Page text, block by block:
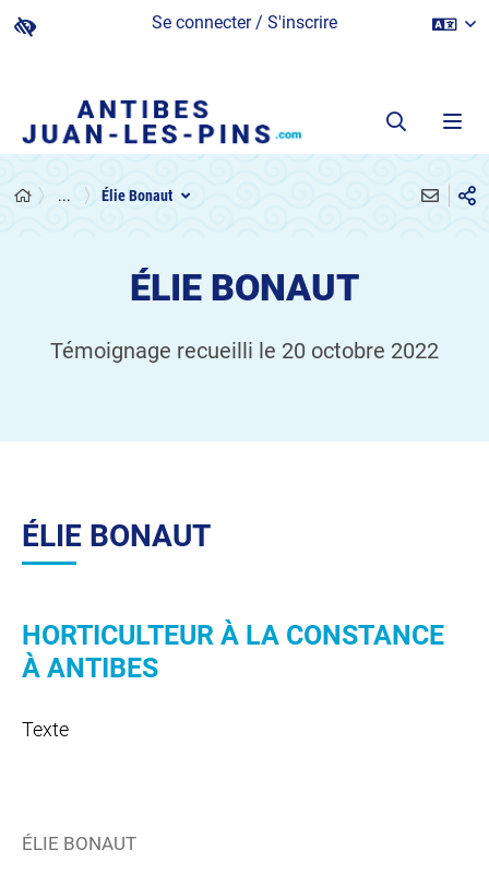
Se connecter / S'inscrire
... Élie Bonaut
ÉLIE BONAUT
Témoignage recueilli le 20 octobre 2022
ÉLIE BONAUT
HORTICULTEUR À LA CONSTANCE
À ANTIBES
Texte
ÉLIE BONAUT